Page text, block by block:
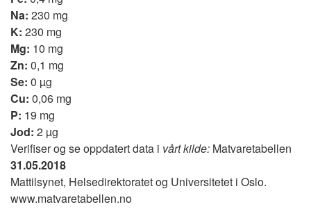
Na: 230 mg
K: 230 mg
Mg: 10 mg
Zn: 0,1 mg
Se: 0 µg
Cu: 0,06 mg
P: 19 mg
Jod: 2 µg
Verifiser og se oppdatert data i vårt kilde: Matvaretabellen
31.05.2018
Mattilsynet, Helsedirektoratet og Universitetet i Oslo.
www.matvaretabellen.no